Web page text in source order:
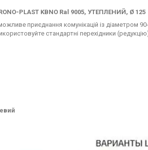
PLAST KBNO Ral 9005, УТЕПЛЕНИЙ, Ø
приєднання комунікацій із діаметром
стандартні перехідники